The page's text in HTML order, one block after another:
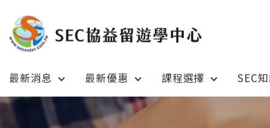
最新消息 最新優惠 課程選擇 SEC